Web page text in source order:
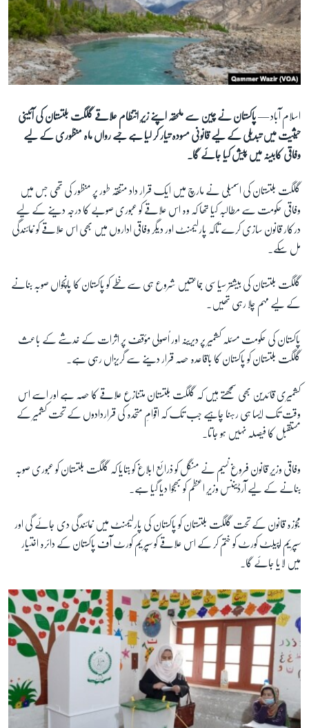
آرٹ
آزادیٔ صحافت
سائنس و ٹیکنالوجی
صحت
دلچسپ و عجیب
ویڈیوز
آڈیو
اسپیشل کوریج
اداریہ
Learning English
FOLLOW US
زبان
اسلام آباد — پاکستان نے چین سے ملحقہ اپنے زیرِ انتظام علاقے گلگت بلتستان کی آئینی
حیثیت میں تبدیلی کے لیے قانونی مسودہ تیار کر لیا ہے جسے رواں ماہ منظوری کے لیے
وفاقی کابینہ میں پیش کیا جائے گا۔
گلگت بلتستان کی اسمبلی نے مارچ میں ایک قرار داد متفقہ طور پر منظور کی تھی جس میں
وفاقی حکومت سے مطالبہ کیا تھا کہ وہ اس علاقے کو عبوری صوبے کا درجہ دینے کے لیے
درکار قانون سازی کرے تاکہ پارلیمنٹ اور دیگر وفاقی اداروں میں بھی اس علاقے کو نمائندگی
مل سکے۔
گلگت بلتستان کی بیشتر سیاسی جماعتیں شروع ہی سے خطے کو پاکستان کا پانچواں صوبہ بنانے
کے لیے مہم چلا رہی تھیں۔
پاکستان کی حکومت مسئلہ کشمیر پر دیرینہ اور اُصولی مؤقف پر اثرات کے خدشے کے باعث
گلگت بلتستان کو پاکستان کا باقاعدہ حصہ قرار دینے سے گریزاں رہی ہے۔
کشمیری قائدین بھی سمجھتے ہیں کہ گلگت بلتستان متنازع علاقے کا حصہ ہے اور اسے اس
وقت تک ایسا ہی رہنا چاہیے جب تک کہ اقوامِ متحدہ کی قراردادوں کے تحت کشمیر کے
مستقبل کا فیصلہ نہیں ہو جاتا۔
وفاقی وزیرِ قانون فروغ نسیم نے منگل کو ذرائع ابلاغ کو بتایا کہ گلگت بلتستان کو عبوری صوبہ
بنانے کے لیے آرڈیننس وزیرِ اعظم کو بھجوا دیا گیا ہے۔
مجوزہ قانون کے تحت گلگت بلتستان کو پاکستان کی پارلیمنٹ میں نمائندگی دی جائے گی اور
سپریم اپیلٹ کورٹ کو ختم کر کے اس علاقے کو سپریم کورٹ آف پاکستان کے دائرہ اختیار
میں لایا جائے گا۔